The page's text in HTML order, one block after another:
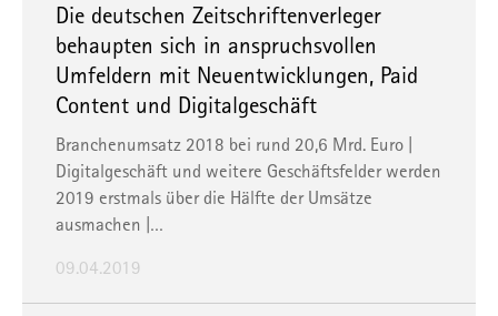
Die deutschen Zeitschriftenverleger
behaupten sich in anspruchsvollen
Umfeldern mit Neuentwicklungen, Paid
Content und Digitalgeschäft
Branchenumsatz 2018 bei rund 20,6 Mrd. Euro |
Digitalgeschäft und weitere Geschäftsfelder werden
2019 erstmals über die Hälfte der Umsätze
ausmachen |…
09.04.2019